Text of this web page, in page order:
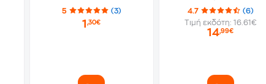
Αυτοκόλλητα)
5 (3)
1,30€
4.7
(6)
Τιμή εκδότη: 16.61€
14,99€